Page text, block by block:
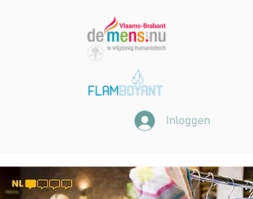
Inloggen